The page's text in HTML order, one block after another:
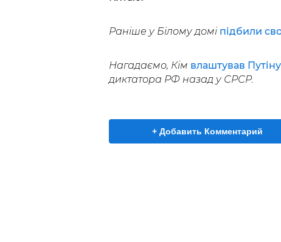
Раніше у Білому домі підбили
Нагадаємо, Кім влаштував Путіну
диктатора РФ назад у СРСР.
+ Добавить Комментарий